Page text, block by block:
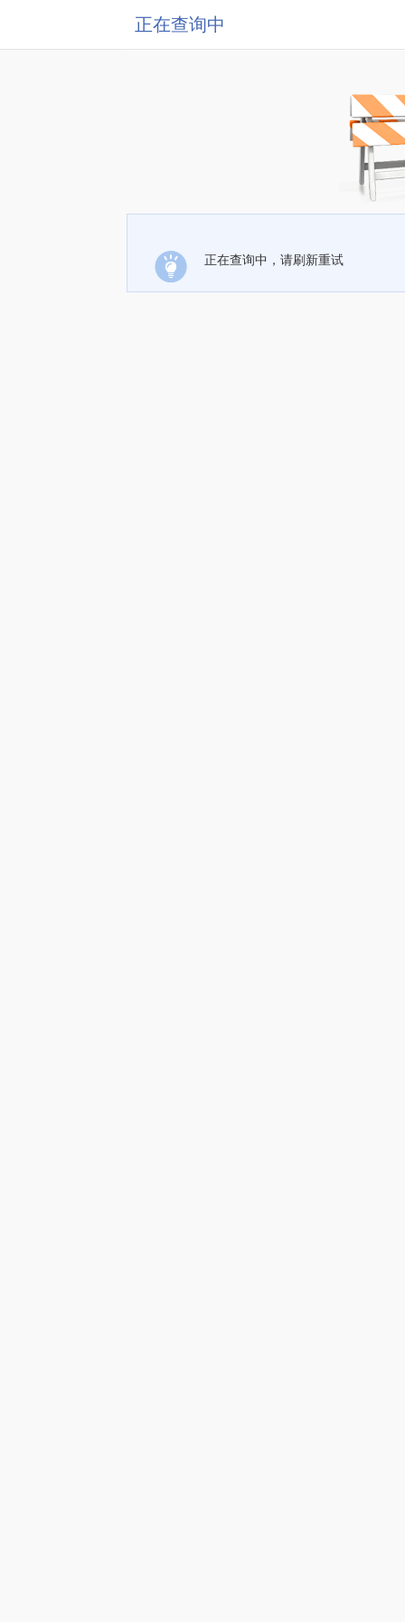
正在查询中
正在查询中，请刷新重试